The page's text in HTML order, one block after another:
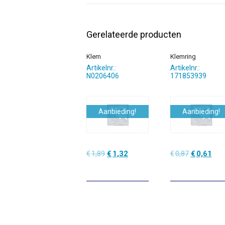
Gerelateerde producten
Klem
Artikelnr.:
N0206406
Aanbieding!
€1,89 Oorspronkelijke
€1,89.
€ 1,32
€1,32.
Klemring
Artikelnr.:
171853939
Aanbieding!
€0,87
€0,87.
€ 0,61